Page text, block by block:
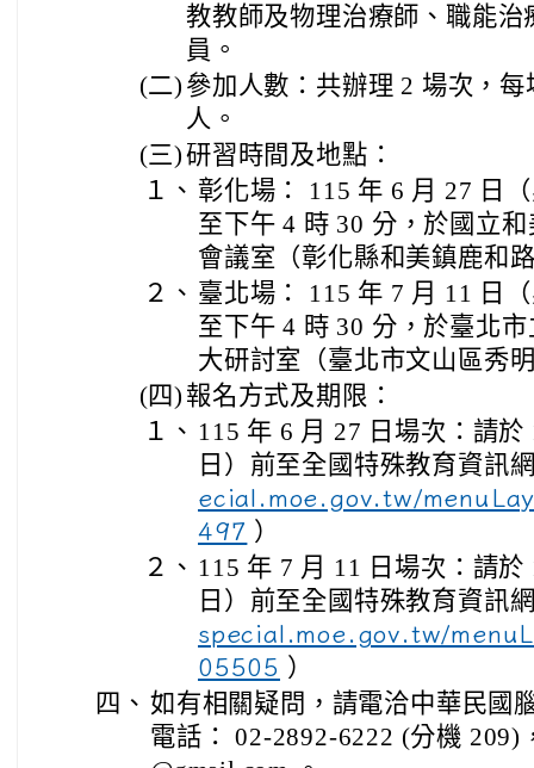
教教師及物理治療師、職能
員。
(二) 參加人數：共辦理 2 場次，
人。
(三)研習時間及地點：
１、 彰化場： 115 年 6 月 27 日
至下午 4 時 30 分，於國立
會議室（彰化縣和美鎮鹿和
２、 臺北場： 115 年 7 月 11 日
至下午 4 時 30 分，於臺北
大研討室（臺北市文山區秀
(四) 報名方式及期限：
１、 115 年 6 月 27 日場次：請
日）前至全國特殊教育資訊
ecial.moe.gov.tw/
497 ）
２、 115 年 7 月 11 日場次：請
日）前至全國特殊教育資訊
special.moe.gov.tw/
05505 ）
四、 如有相關疑問，請電洽中華民國
電話： 02-2892-6222 (分機 209)